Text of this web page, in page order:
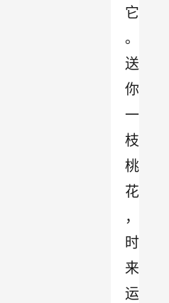
它
。
送
你
一
枝
桃
花
，
时
来
运